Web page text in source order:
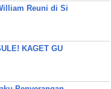
Reuni di Si
KAGET GU